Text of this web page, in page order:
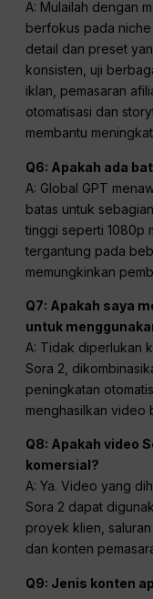
A: Mulailah dengan
berfokus pada
detail dan preset
konsisten, uji
iklan, pemasaran
otomatisasi dan
membantu
Q6: Apakah ada
A: Global GPT
batas untuk
tinggi seperti 1080p
tergantung pada
memungkinkan
Q7: Apakah saya
untuk
A: Tidak diperlukan
Sora 2,
peningkatan
menghasilkan video
Q8: Apakah video
komersial?
A: Ya. Video yang
Sora 2 dapat
proyek klien,
dan konten
Q9: Jenis konten